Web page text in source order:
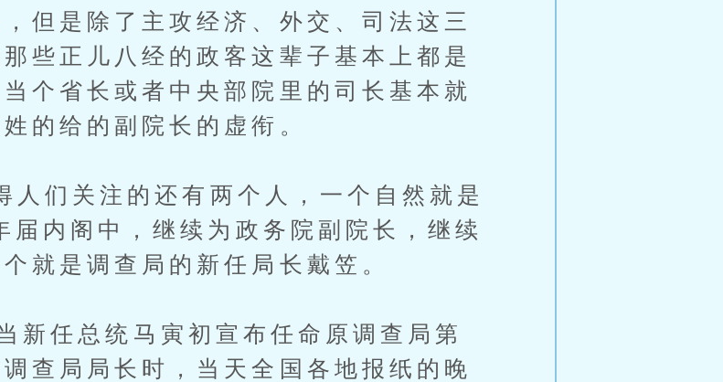
但是除了主攻经济、外交、司法这三
些正儿八经的政客这辈子基本上都是
个省长或者中央部院里的司长基本就
的给的副院长的虚衔。
们关注的还有两个人，一个自然就是
届内阁中，继续为政务院副院长，继续
就是调查局的新任局长戴笠。
任总统马寅初宣布任命原调查局第
查局局长时，当天全国各地报纸的晚